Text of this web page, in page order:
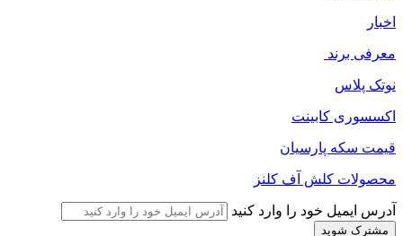
اخبار
معرفی برند
نوتک پلاس
اکسسوری کابینت
قیمت سکه پارسیان
محصولات کلش آف کلنز
آدرس ایمیل خود را وارد کنید